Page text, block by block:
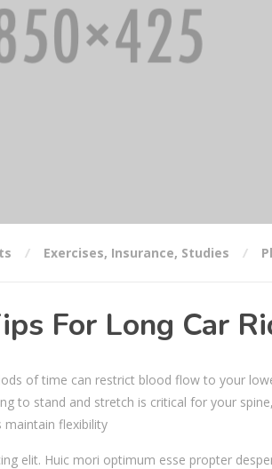
Exercises, Insurance, Studies
For Long Car
of time can restrict blood flow to your
to stand and stretch is critical for your
flexibility
elit. Huic mori optimum esse propter